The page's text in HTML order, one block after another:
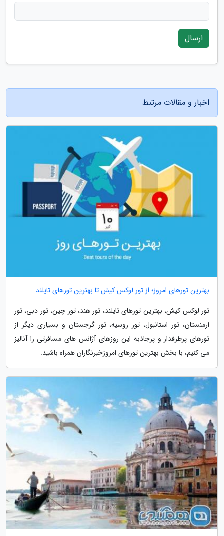
ارسال
اخبار و مقالات مرتبط
بهترین تورهای امروز؛ از تور لوکس کیش تا بهترین تورهای تایلند
تور لوکس کیش، بهترین تورهای تایلند، تور هند، تور چین، تور دبی، تور
ارمنستان، تور استانبول، تور روسیه، تور گرجستان و بسیاری دیگر از
تورهای پرطرفدار و پرجاذبه این روزهای آژانس های مسافرتی را آنالیز
می کنیم، با بخش بهترین تورهای امروزخبرنگاران همراه باشید.